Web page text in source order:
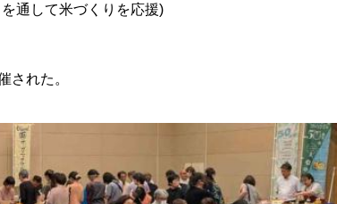
通して米づくりを応援)
された。